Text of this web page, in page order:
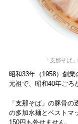
「支那そば
昭和33年（1958）創
元祖で、昭和40年ごろ
「支那そば」の豚骨
の多加水麺とベストマ
150円も外せません。